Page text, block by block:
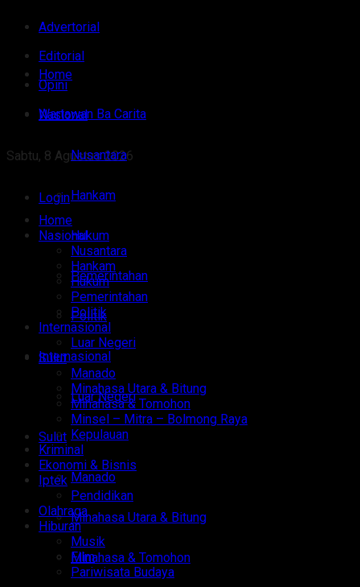
Advertorial
Editorial
Opini
Wartawan Ba Carita
Sabtu, 8 Agustus 2026
Login
Home
Nasional
Nusantara
Hankam
Hukum
Pemerintahan
Politik
Internasional
Luar Negeri
Sulut
Manado
Minahasa Utara & Bitung
Minahasa & Tomohon
Home
Nasional
Nusantara
Hankam
Hukum
Pemerintahan
Politik
Internasional
Luar Negeri
Sulut
Manado
Minahasa Utara & Bitung
Minahasa & Tomohon
Minsel – Mitra – Bolmong Raya
Kepulauan
Kriminal
Ekonomi & Bisnis
Iptek
Pendidikan
Olahraga
Hiburan
Musik
Film
Pariwisata Budaya